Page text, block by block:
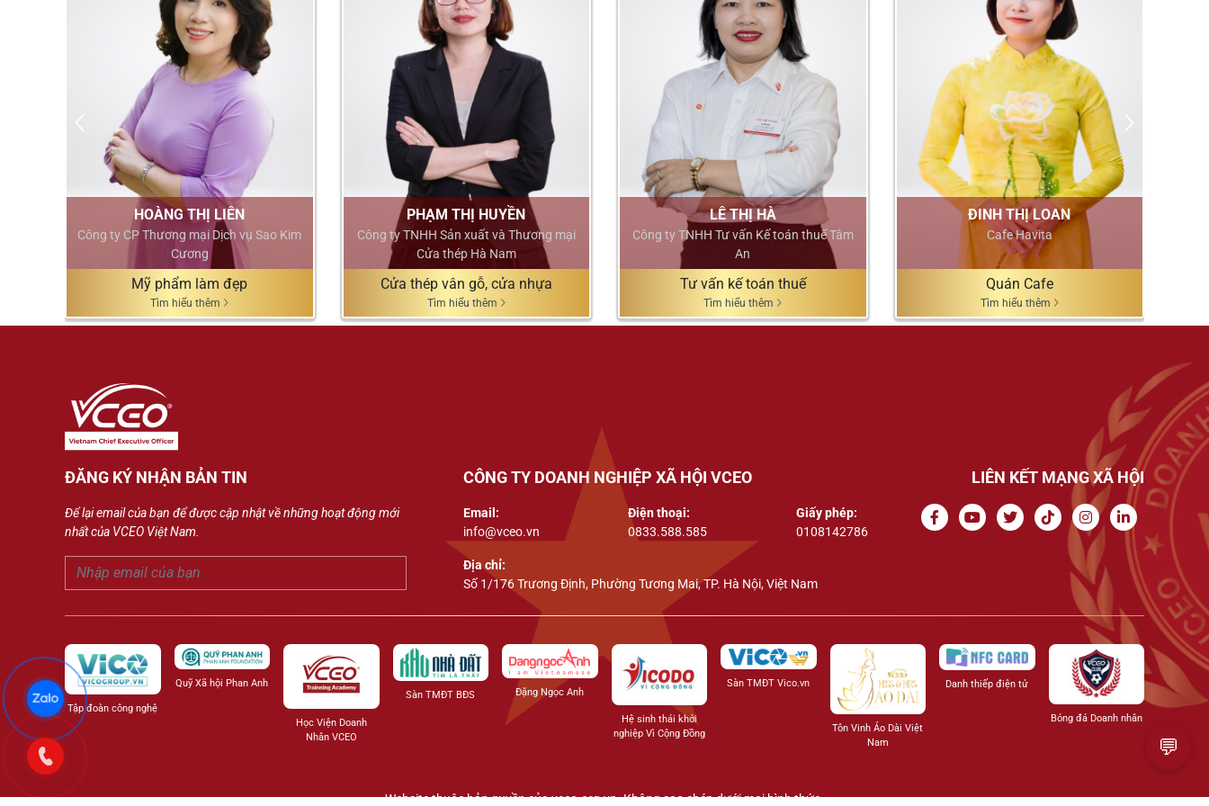
HOÀNG THỊ LIÊN
Công ty CP Thương mại Dịch vụ Sao Kim
Cương
Mỹ phẩm làm đẹp
Tìm hiểu thêm
PHẠM THỊ HUYỀN
Công ty TNHH Sản xuất và Thương mại
Cửa thép Hà Nam
Cửa thép vân gỗ, cửa nhựa
Tìm hiểu thêm
LÊ THỊ HÀ
Công ty TNHH Tư vấn Kế toán thuế Tâm
An
Tư vấn kế toán thuế
Tìm hiểu thêm
ĐINH THỊ LOAN
Cafe Havita
Quán Cafe
Tìm hiểu thêm
ĐĂNG KÝ NHẬN BẢN TIN
Để lại email của bạn để được cập nhật về những hoạt động mới
nhất của VCEO Việt Nam.
CÔNG TY DOANH NGHIỆP XÃ HỘI VCEO
Email:
info@vceo.vn
Điện thoại:
0833.588.585
Giấy phép:
0108142786
Địa chỉ:
Số 1/176 Trương Định, Phường Tương Mai, TP. Hà Nội, Việt Nam
LIÊN KẾT MẠNG XÃ HỘI
Tập đoàn công nghệ
Quỹ Xã hội Phan Anh
Học Viện Doanh
Nhân VCEO
Sàn TMĐT BĐS Đặng Ngọc Anh
Hệ sinh thái khởi
nghiệp Vì Cộng Đồng
Sàn TMĐT Vico.vn
Tôn Vinh Áo Dài Việt
Nam
Danh thiếp điện tử
Bóng đá Doanh nhân
Website thuộc bản quyền của vceo.org.vn. Không sao chép dưới mọi hình thức.
💬